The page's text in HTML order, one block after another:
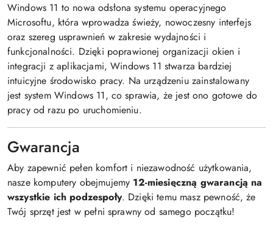
Windows 11 to nowa odsłona systemu operacyjnego
Microsoftu, która wprowadza świeży, nowoczesny interfejs
oraz szereg usprawnień w zakresie wydajności i
funkcjonalności. Dzięki poprawionej organizacji okien i
integracji z aplikacjami, Windows 11 stwarza bardziej
intuicyjne środowisko pracy. Na urządzeniu zainstalowany
jest system Windows 11, co sprawia, że jest ono gotowe do
pracy od razu po uruchomieniu.
Gwarancja
Aby zapewnić pełen komfort i niezawodność użytkowania,
nasze komputery obejmujemy 12-miesięczną gwarancją na
wszystkie ich podzespoły. Dzięki temu masz pewność, że
Twój sprzęt jest w pełni sprawny od samego początku!